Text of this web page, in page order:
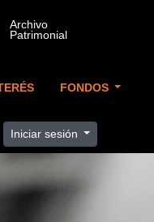
FONDOS
Iniciar sesión